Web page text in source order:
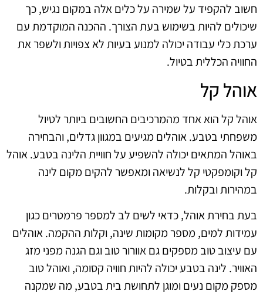
חשוב להקפיד על שמירה על כלים אלה במקום נגיש, כך
שיכולים להיות בשימוש בעת הצורך. ההכנה המוקדמת עם
ערכת כלי עבודה יכולה למנוע בעיות לא צפויות ולשפר את
החוויה הכללית בטיול.
אוהל קל
אוהל קל הוא אחד מהמרכיבים החשובים ביותר לטיול
משפחתי בטבע. אוהלים מגיעים במגוון גדלים, והבחירה
באוהל המתאים יכולה להשפיע על חוויית הלינה בטבע. אוהל
קל וקומפקטי קל לנשיאה ומאפשר להקים מקום לינה
במהירות ובקלות.
בעת בחירת אוהל, כדאי לשים לב למספר פרמטרים כגון
עמידות למים, מספר מקומות שינה, וקלות ההקמה. אוהלים
עם עיצוב טוב מספקים גם אוורור טוב וגם הגנה מפני מזג
האוויר. לינה בטבע יכולה להיות חוויה קסומה, ואוהל טוב
מספק מקום נעים ומוגן לתחושת בית בטבע, מה שמקנה